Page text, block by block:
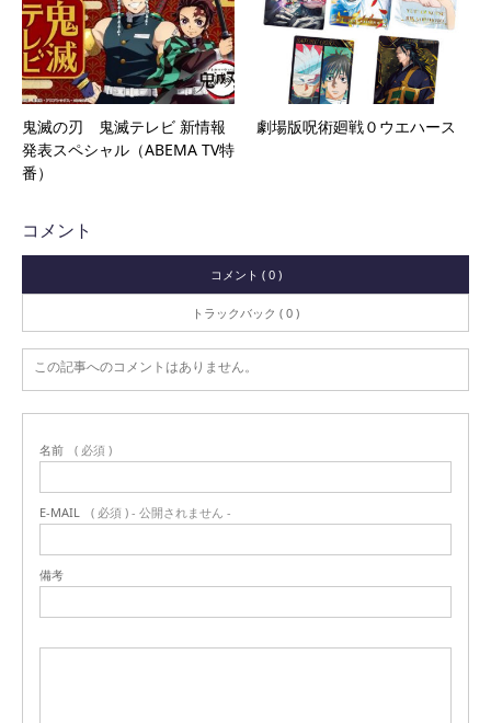
鬼滅の刃 鬼滅テレビ 新情報
発表スペシャル（ABEMA TV特
番）
劇場版呪術廻戦０ウエハース
コメント
コメント ( 0 )
トラックバック ( 0 )
この記事へのコメントはありません。
名前 ( 必須 )
E-MAIL ( 必須 ) - 公開されません -
備考